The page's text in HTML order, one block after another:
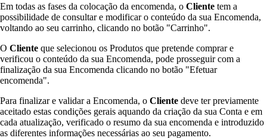
Em todas as fases da colocação da encomenda, o Cliente tem a
possibilidade de consultar e modificar o conteúdo da sua Encomenda,
voltando ao seu carrinho, clicando no botão "Carrinho".
O Cliente que selecionou os Produtos que pretende comprar e
verificou o conteúdo da sua Encomenda, pode prosseguir com a
finalização da sua Encomenda clicando no botão "Efetuar
encomenda".
Para finalizar e validar a Encomenda, o Cliente deve ter previamente
aceitado estas condições gerais aquando da criação da sua Conta e em
cada atualização, verificado o resumo da sua encomenda e introduzido
as diferentes informações necessárias ao seu pagamento.